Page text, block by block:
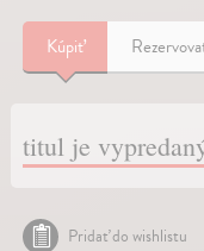
Kúpiť
titul je
Pridať do wishlistu